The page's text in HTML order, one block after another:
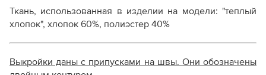
Ткань, использованная в изделии на модели: "теплый
хлопок", хлопок 60%, полиэстер 40%
Выкройки даны с припусками на швы. Они обозначены